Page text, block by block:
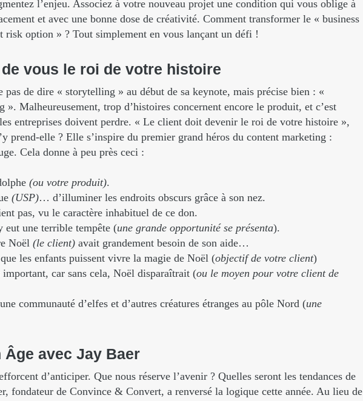
l’enjeu. Associez à votre nouveau projet une condition qui vous oblige à
et avec une bonne dose de créativité. Comment transformer le « business
risk option » ? Tout simplement en vous lançant un défi !
de vous le roi de votre histoire
pas de dire « storytelling » au début de sa keynote, mais précise bien : «
Malheureusement, trop d’histoires concernent encore le produit, et c’est
entreprises doivent perdre. « Le client doit devenir le roi de votre histoire »,
prend-elle ? Elle s’inspire du premier grand héros du content marketing :
Cela donne à peu près ceci :
(ou votre produit).
(USP)… d’illuminer les endroits obscurs grâce à son nez.
pas, vu le caractère inhabituel de ce don.
une terrible tempête (une grande opportunité se présenta).
Noël (le client) avait grandement besoin de son aide…
les enfants puissent vivre la magie de Noël (objectif de votre client)
car sans cela, Noël disparaîtrait (ou le moyen pour votre client de
communauté d’elfes et d’autres créatures étranges au pôle Nord (une
Âge avec Jay Baer
d’anticiper. Que nous réserve l’avenir ? Quelles seront les tendances de
fondateur de Convince & Convert, a renversé la logique cette année. Au lieu de